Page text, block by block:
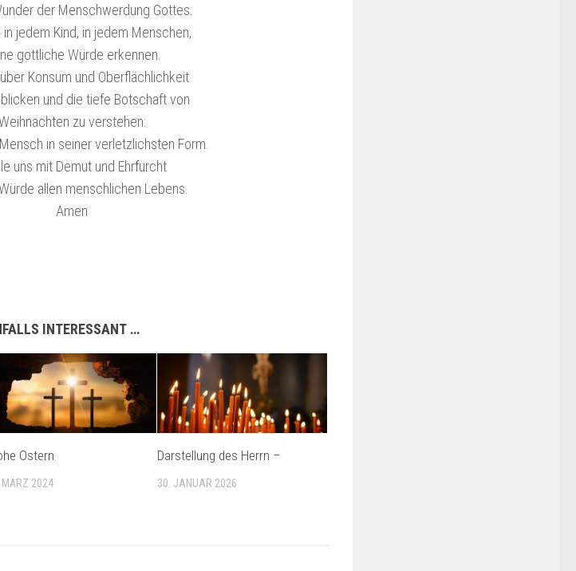
der Menschwerdung Gottes.
in jedem Kind, in jedem Menschen,
göttliche Würde erkennen.
Konsum und Oberflächlichkeit
und die tiefe Botschaft von
zu verstehen:
in seiner verletzlichsten Form.
uns mit Demut und Ehrfurcht
allen menschlichen Lebens.
Amen
INTERESSANT …
Ostern
MÄRZ 2024
Darstellung des Herrn –
30. JANUAR 2026